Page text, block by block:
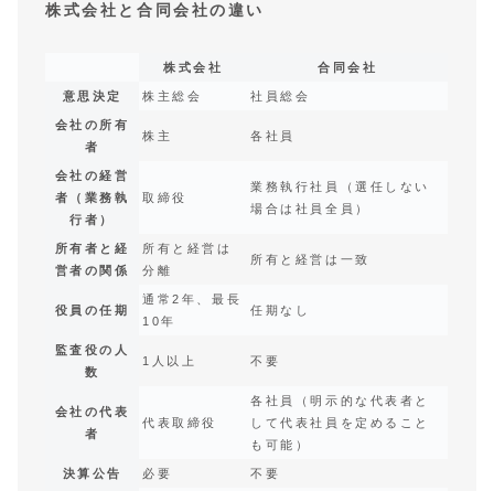
株式会社と合同会社の違い
株式会社 合同会社
意思決定 株主総会 社員総会
会社の所有
者
株主 各社員
会社の経営
者（業務執
行者）
取締役
業務執行社員（選任しない
場合は社員全員）
所有者と経
営者の関係
所有と経営は
分離
所有と経営は一致
役員の任期
通常2年、最長
10年
任期なし
監査役の人
数
1人以上 不要
会社の代表
者
代表取締役
各社員（明示的な代表者と
して代表社員を定めること
も可能）
決算公告 必要 不要